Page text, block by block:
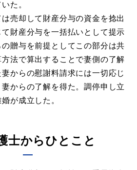
た。
売却して財産分与の資金を捻出
財産分与を一括払いとして提示
贈与を前提としてこの部分は共
法で算出することで妻側の了解
からの慰謝料請求には一切応じ
からの了解を得た。調停申し立
が成立した。
士からひとこと